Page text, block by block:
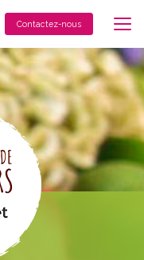
Contactez-nous